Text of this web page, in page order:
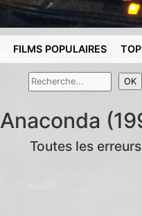
FILMS POPULAIRES
Anaconda
Toutes les erreurs